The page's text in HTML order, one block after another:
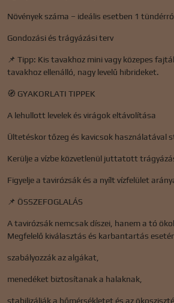
Növények száma – ideális esetben 1
Gondozási és trágyázási terv
📌 Tipp: Kis tavakhoz mini vagy közepes
tavakhoz ellenálló, nagy levelű hibrideket.
🧭 GYAKORLATI TIPPEK
A lehullott levelek és virágok eltávolítása
Ültetéskor tőzeg és kavicsok használatával
Kerülje a vízbe közvetlenül juttatott
Figyelje a tavirózsák és a nyílt vízfelület
📌 ÖSSZEFOGLALÁS
A tavirózsák nemcsak díszei, hanem a tó
Megfelelő kiválasztás és karbantartás
szabályozzák az algákat,
menedéket biztosítanak a halaknak,
stabilizálják a hőmérsékletet és az